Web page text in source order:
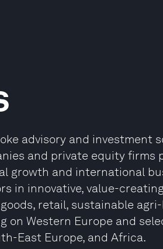
advisory and investment
and private equity firms
growth and international
in innovative, value-
retail, sustainable
on Western Europe and
East Europe, and Africa.